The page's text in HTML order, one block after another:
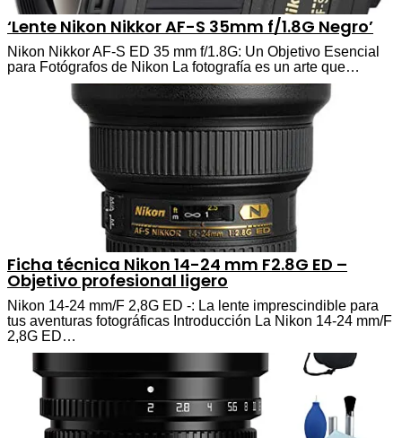
‘Lente Nikon Nikkor AF-S 35mm f/1.8G Negro’
Nikon Nikkor AF-S ED 35 mm f/1.8G: Un Objetivo Esencial
para Fotógrafos de Nikon La fotografía es un arte que…
Ficha técnica Nikon 14-24 mm F2.8G ED –
Objetivo profesional ligero
Nikon 14-24 mm/F 2,8G ED -: La lente imprescindible para
tus aventuras fotográficas Introducción La Nikon 14-24 mm/F
2,8G ED…